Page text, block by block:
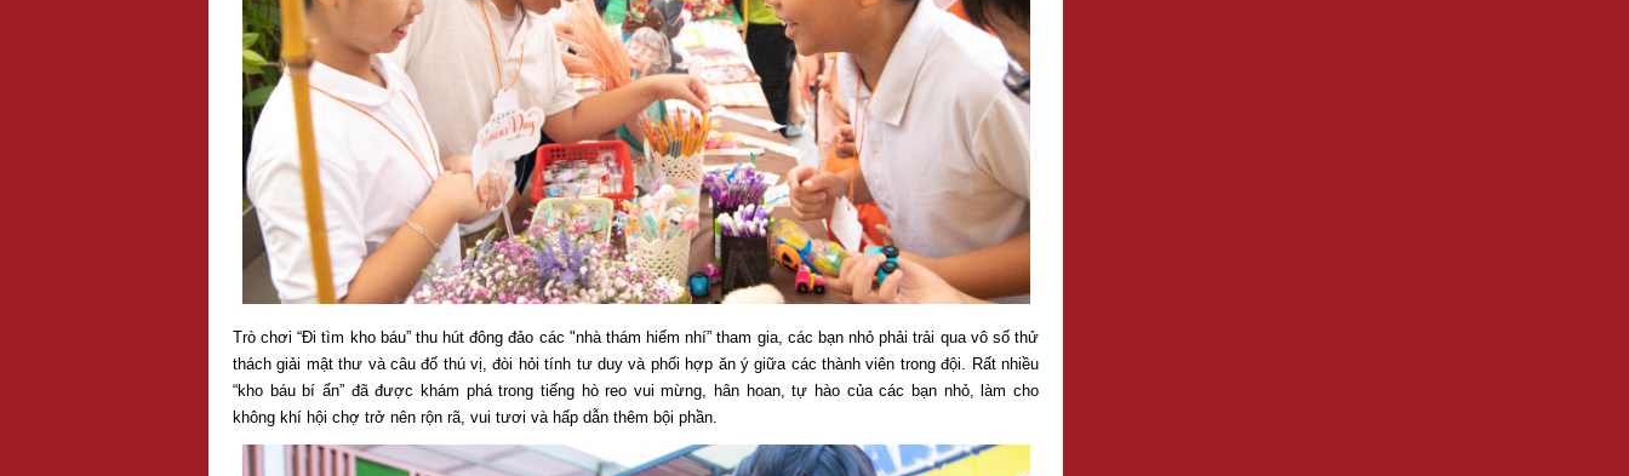
Trò chơi “Đi tìm kho báu” thu hút đông đảo các "nhà thám hiểm nhí” tham gia, các bạn nhỏ phải trải qua vô số thử
thách giải mật thư và câu đố thú vị, đòi hỏi tính tư duy và phối hợp ăn ý giữa các thành viên trong đội. Rất nhiều
“kho báu bí ẩn” đã được khám phá trong tiếng hò reo vui mừng, hân hoan, tự hào của các bạn nhỏ, làm cho
không khí hội chợ trở nên rộn rã, vui tươi và hấp dẫn thêm bội phần.